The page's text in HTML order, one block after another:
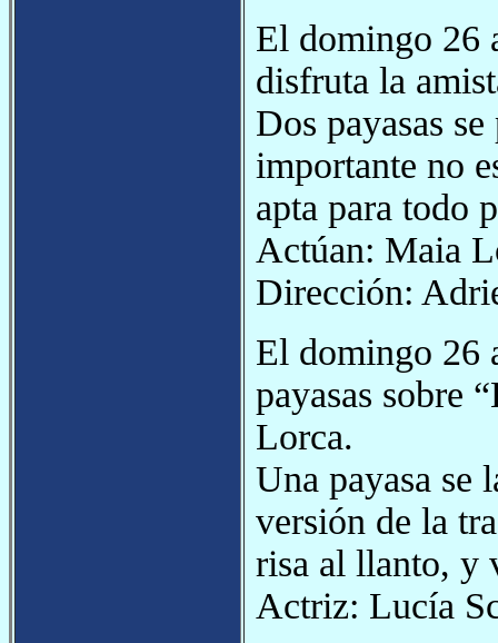
El domingo 26
disfruta la
Dos payasas
importante no
apta para todo
Actúan: Maia
Dirección:
El domingo 26
payasas sobre
Lorca.
Una payasa se
versión de la
risa al llanto, y
Actriz: Lucía